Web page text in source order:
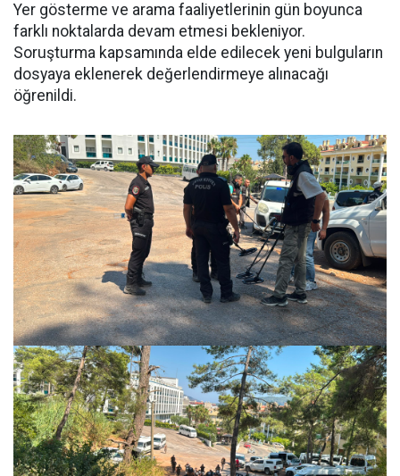
Yer gösterme ve arama faaliyetlerinin gün boyunca
farklı noktalarda devam etmesi bekleniyor.
Soruşturma kapsamında elde edilecek yeni bulguların
dosyaya eklenerek değerlendirmeye alınacağı
öğrenildi.